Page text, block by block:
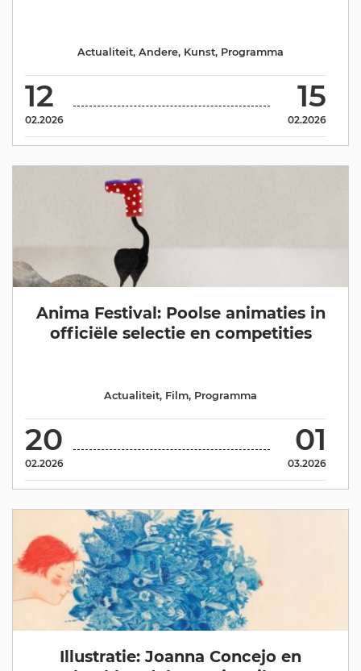
12
02.2026
15
02.2026
Actualiteit, Andere, Kunst, Programma
Anima Festival: Poolse animaties in
officiële selectie en competities
20
02.2026
01
03.2026
Actualiteit, Film, Programma
Illustratie: Joanna Concejo en